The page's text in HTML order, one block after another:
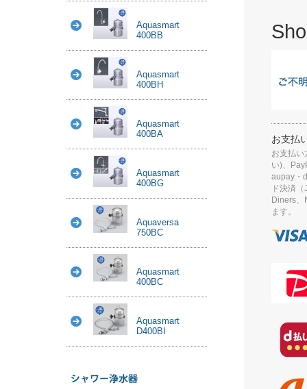
Aquasmart
400BB
Aquasmart
400BH
Aquasmart
400BA
Aquasmart
400BG
Aquaversa
750BC
Aquasmart
400BC
Aquasmart
D400BI
お支払
お支払い
い)、
aupay・
ド決済
Diners、
ます。